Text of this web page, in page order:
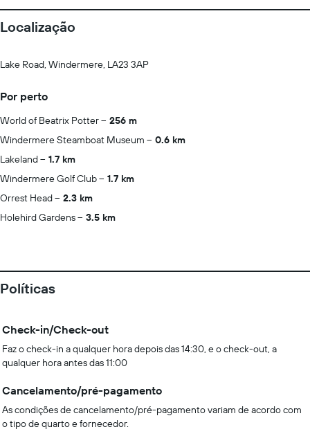
Localização
Lake Road, Windermere, LA23 3AP
Por perto
World of Beatrix Potter
256 m
Windermere Steamboat Museum
0.6 km
Lakeland
1.7 km
Windermere Golf Club
1.7 km
Orrest Head
2.3 km
Holehird Gardens
3.5 km
Políticas
Check-in/Check-out
Faz o check-in a qualquer hora depois das 14:30, e o check-out, a
qualquer hora antes das 11:00
Cancelamento/pré-pagamento
As condições de cancelamento/pré-pagamento variam de acordo com
o tipo de quarto e fornecedor.